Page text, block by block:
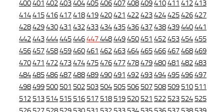
400401 402403404405406407408409410411 412413
414415416417418419420421 422423424425426427
428429430431 432433434435436437438439440441
442443444445446447448449450451 452453454455
456457458459460461 462463464465466467468469
470471 472473474475476477478479480481 482483
484485486487488489490491 492493494495496497
498499 500 501 502 503 504 505 506 507 508 509 510 511
512 513 514 515 516 517 518 519 520 521 522 523 524 525